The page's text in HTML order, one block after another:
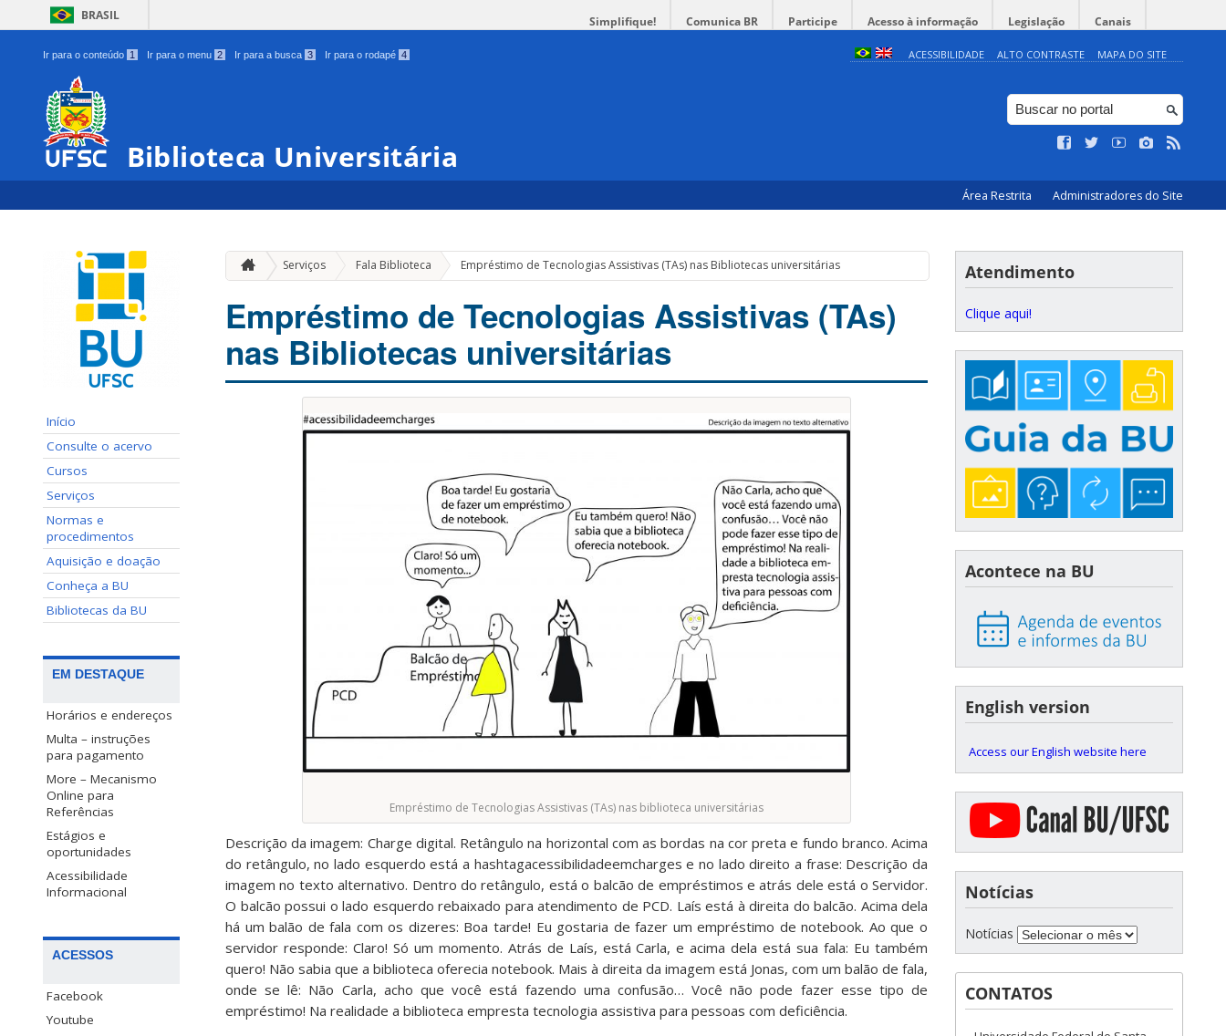
BRASIL Simplifique! Comunica BR Participe Acesso à informação Legislação Canais
Ir para o conteúdo 1 Ir para o menu 2 Ir para a busca 3 Ir para o rodapé 4 ACESSIBILIDADE ALTO CONTRASTE MAPA DO SITE
Biblioteca Universitária
Área Restrita Administradores do Site
Início
Consulte o acervo
Cursos
Serviços
Normas e
procedimentos
Aquisição e doação
Conheça a BU
Bibliotecas da BU
EM DESTAQUE
Horários e endereços
Multa – instruções
para pagamento
More – Mecanismo
Online para
Referências
Estágios e
oportunidades
Acessibilidade
Informacional
ACESSOS
Facebook
Youtube
Serviços Fala Biblioteca Empréstimo de Tecnologias Assistivas (TAs) nas Bibliotecas universitárias
Empréstimo de Tecnologias Assistivas (TAs)
nas Bibliotecas universitárias
Empréstimo de Tecnologias Assistivas (TAs) nas biblioteca universitárias
Descrição da imagem: Charge digital. Retângulo na horizontal com as bordas na cor preta e fundo branco. Acima
do retângulo, no lado esquerdo está a hashtagacessibilidadeemcharges e no lado direito a frase: Descrição da
imagem no texto alternativo. Dentro do retângulo, está o balcão de empréstimos e atrás dele está o Servidor.
O balcão possui o lado esquerdo rebaixado para atendimento de PCD. Laís está à direita do balcão. Acima dela
há um balão de fala com os dizeres: Boa tarde! Eu gostaria de fazer um empréstimo de notebook. Ao que o
servidor responde: Claro! Só um momento. Atrás de Laís, está Carla, e acima dela está sua fala: Eu também
quero! Não sabia que a biblioteca oferecia notebook. Mais à direita da imagem está Jonas, com um balão de fala,
onde se lê: Não Carla, acho que você está fazendo uma confusão… Você não pode fazer esse tipo de
empréstimo! Na realidade a biblioteca empresta tecnologia assistiva para pessoas com deficiência.
Atendimento
Clique aqui!
Acontece na BU
English version
Access our English website here
Notícias
Notícias
CONTATOS